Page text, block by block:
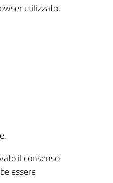
utilizzato.
il consenso
essere